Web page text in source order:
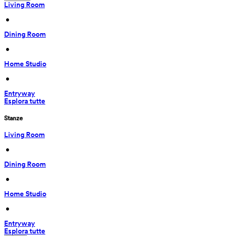
Living Room
•
Dining Room
•
Home Studio
•
Entryway
Esplora tutte
Stanze
Living Room
•
Dining Room
•
Home Studio
•
Entryway
Esplora tutte